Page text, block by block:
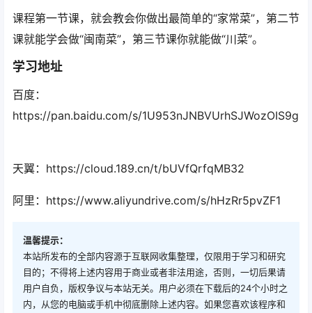
课程第一节课，就会教会你做出最简单的“家常菜”，第二节
课就能学会做“闽南菜”，第三节课你就能做“川菜”。
学习地址
百度：
https://pan.baidu.com/s/1U953nJNBVUrhSJWozOIS9g
天翼：https://cloud.189.cn/t/bUVfQrfqMB32
阿里：https://www.aliyundrive.com/s/hHzRr5pvZF1
温馨提示：
本站所发布的全部内容源于互联网收集整理，仅限用于学习和研究
目的；不得将上述内容用于商业或者非法用途，否则，一切后果请
用户自负，版权争议与本站无关。用户必须在下载后的24个小时之
内，从您的电脑或手机中彻底删除上述内容。如果您喜欢该程序和